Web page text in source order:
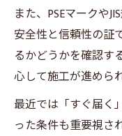
また、PSEマークや
安全性と信頼性の証
るかどうかを確認す
心して施工が進めら
最近では「すぐ届く
った条件も重要視さ